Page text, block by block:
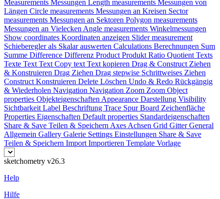
Measurements Messungen Length measurements Messungen von
Längen Circle measurements Messungen an Kreisen Sector
measurements Messungen an Sektoren Polygon measurements
Messungen an Vielecken Angle measurements Winkelmessungen
Show coordinates Koordinaten anzeigen Slider measurement
Schieberegler als Skalar auswerten Calculations Berechnungen Sum
Summe Difference Differenz Product Produkt Ratio Quotient Texts
Texte Text Text Copy text Text kopieren Drag & Construct Ziehen
& Konstruieren Drag Ziehen Drag stepwise Schrittweises Ziehen
Construct Konstruieren Delete Löschen Undo & Redo Rückgängig
& Wiederholen Navigation Navigation Zoom Zoom Object
properties Objekteigenschaften Appearance Darstellung Visibility
Sichtbarkeit Label Beschriftung Trace SpurBoard Zeichenfläche
Properties Eigenschaften Default properties Standardeigenschaften
Share & Save Teilen & Speichern Axes Achsen Grid GitterGeneral
Allgemein Gallery Galerie Settings Einstellungen Share & Save
Teilen & Speichern Import Importieren Template Vorlage
sketchometry v26.3
Help
Hilfe